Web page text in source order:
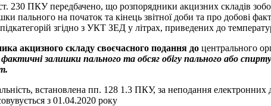
230 ПКУ передбачено, що розпорядники акцизних складів
пального на початок та кінець звітної доби та про добові
згідно з УКТ ЗЕД у літрах, приведених до
акцизного складу своєчасного подання до центрального
залишки пального та обсяг обігу пального або
встановлена пп. 128 1.3 ПКУ, за неподання електронних
з 01.04.2020 року